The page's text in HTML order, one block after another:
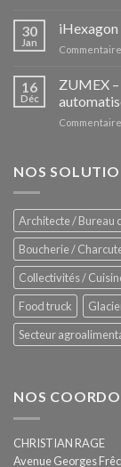
30
Jan
iHexagon
16
Déc
ZUMEX
NOS
Architecte / Bureau
Boucherie /
Collectivités /
Food truck
Secteur
NOS
CHRISTIAN RAGE
Avenue Georges